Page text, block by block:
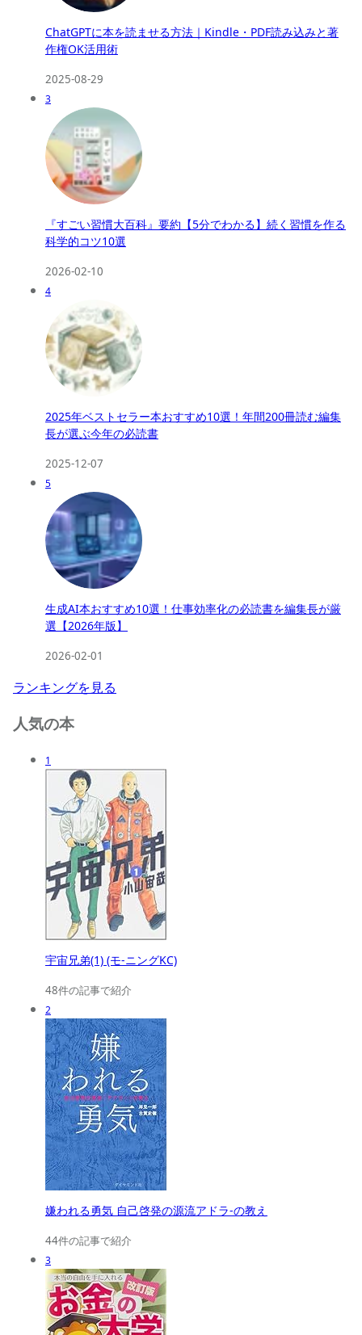
ChatGPTに本を読ませる方法｜Kindle・PDF読み込みと著
作権OK活用術
2025-08-29
3
『すごい習慣大百科』要約【5分でわかる】続く習慣を作る
科学的コツ10選
2026-02-10
4
2025年ベストセラー本おすすめ10選！年間200冊読む編集
長が選ぶ今年の必読書
2025-12-07
5
生成AI本おすすめ10選！仕事効率化の必読書を編集長が厳
選【2026年版】
2026-02-01
ランキングを見る
人気の本
1
宇宙兄弟(1) (モ-ニングKC)
48件の記事で紹介
2
嫌われる勇気 自己啓発の源流アドラ-の教え
44件の記事で紹介
3